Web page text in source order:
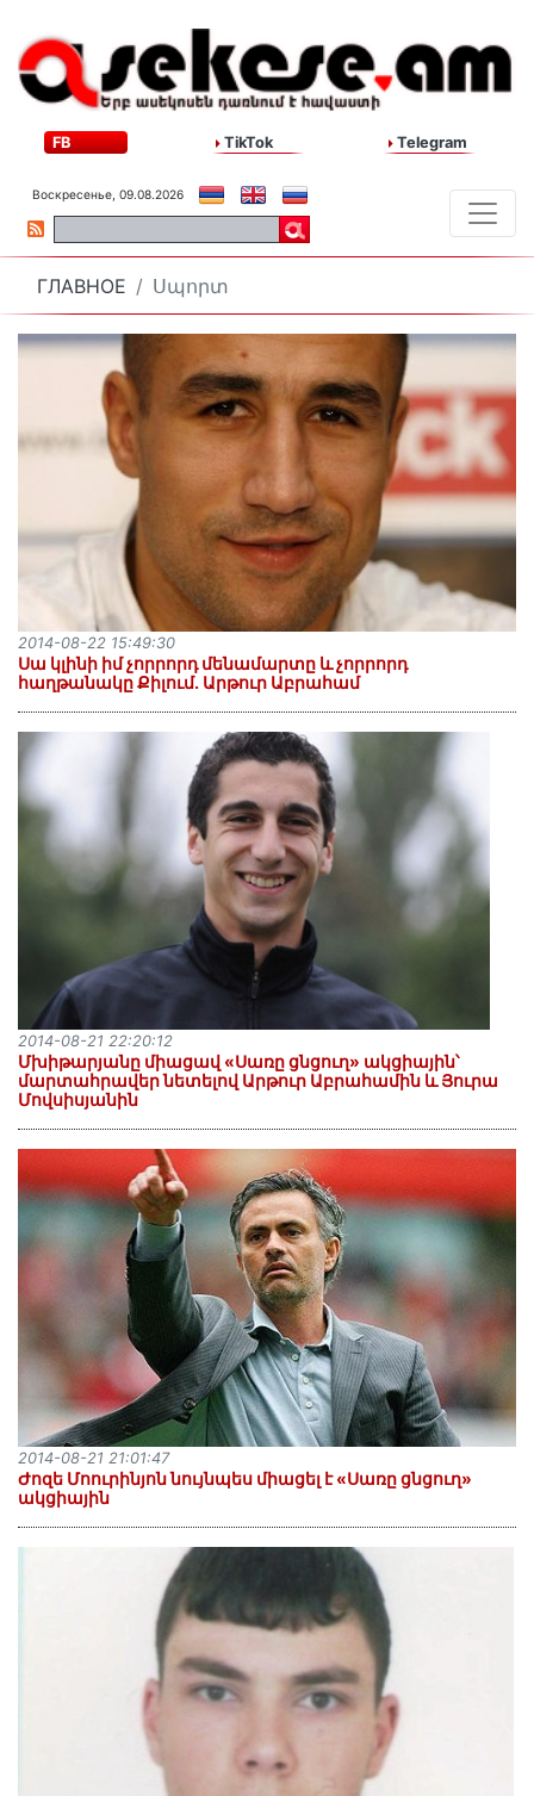
FB TikTok Telegram
Воскресенье, 09.08.2026
ГЛАВНОЕ Սպորտ
Սա կլինի իմ չորրորդ մենամարտը և չորրորդ
հաղթանակը Քիլում. Արթուր Աբրահամ
2014-08-22 15:49:30
Մխիթարյանը միացավ «Սառը ցնցուղ» ակցիային՝
մարտահրավեր նետելով Արթուր Աբրահամին և Յուրա
Մովսիսյանին
2014-08-21 22:20:12
Ժոզե Մոուրինյոն նույնպես միացել է «Սառը ցնցուղ»
ակցիային
2014-08-21 21:01:47